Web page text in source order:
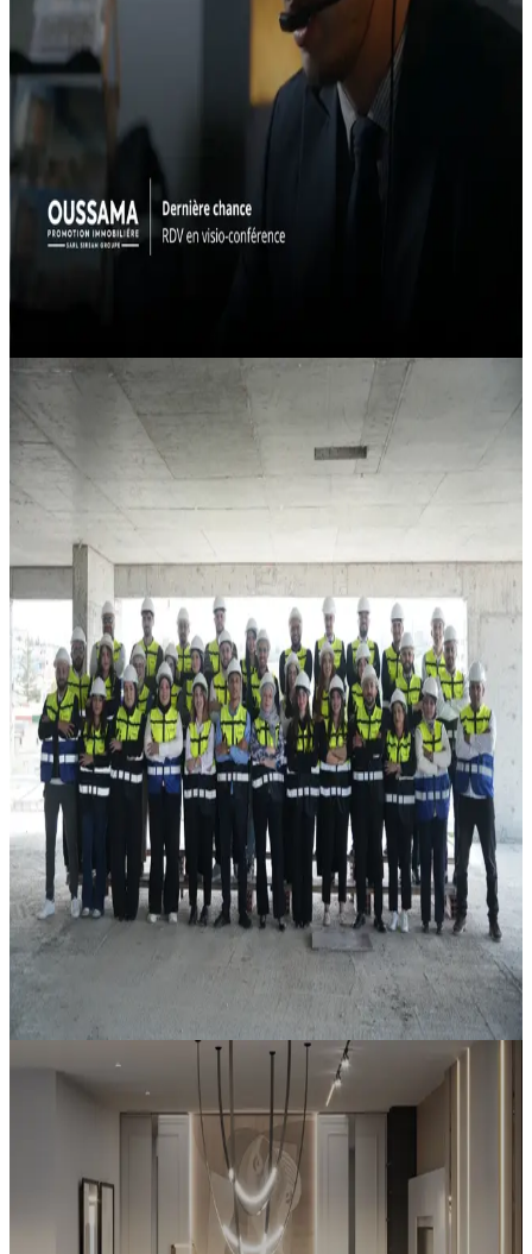
Oussama Promotion
La Galerie à Dély Ibrahim : dernière chance
pour profiter de l’offre exclusive
Actualités
Oussama Promotion Immobilière
Investir en Algerie depuis l'étranger. À qui faire
5/5/2026